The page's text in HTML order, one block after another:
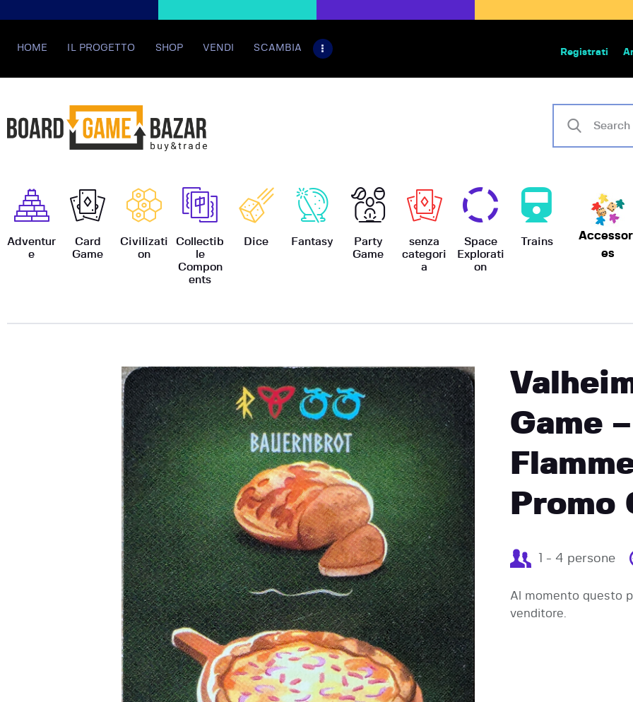
HOME IL PROGETTO SHOP VENDI SCAMBIA Registrati
Adventur
e
Card
Game
Civilizati
on
Collectib
le
Compon
ents
Dice Fantasy
Party
Game
senza
categori
a
Space
Explorati
on
Trains
es
BoardGameBazar | vendita e scambio
BoardGameBazar
HOME
IL PROGETTO
CASE EDITRICI
AIUTO
EVENTI
Game
Promo
1 - 4 persone
Al momento questo
venditore.